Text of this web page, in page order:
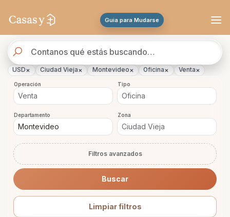
Guia para Mudarse
de
propiedades
USD× Ciudad Vieja× Montevideo× Oficina× Venta×
Operación Tipo
Departamento Zona
Filtros avanzados
Buscar
Limpiar filtros